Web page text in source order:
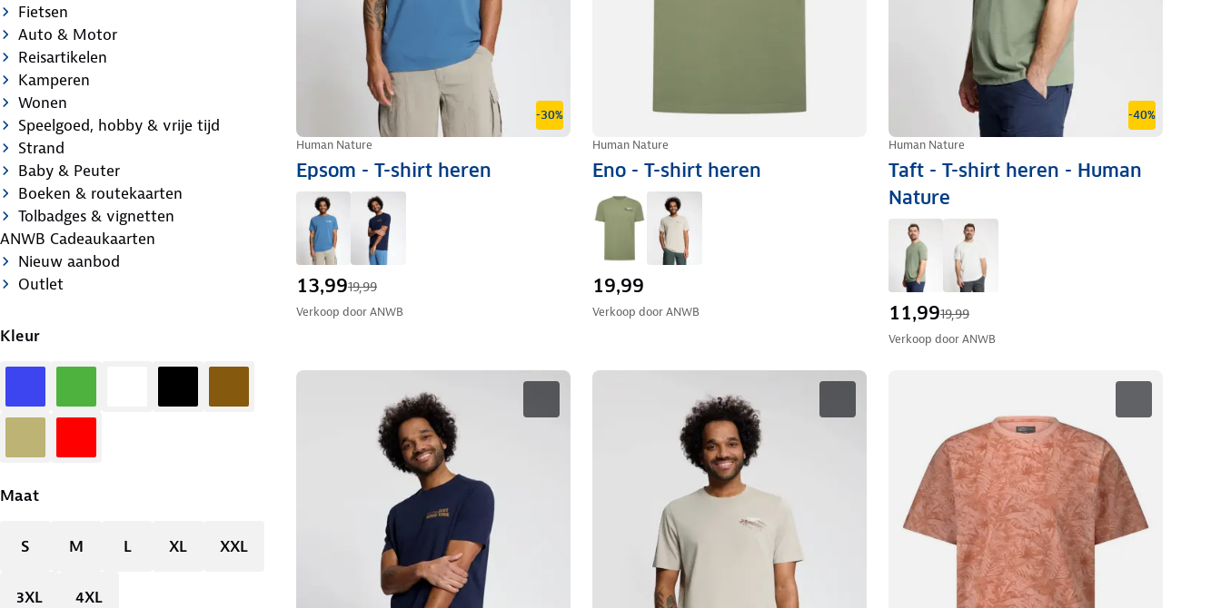
Fietsen
Auto & Motor
Reisartikelen
Kamperen
Wonen
Speelgoed, hobby & vrije tijd
Strand
Baby & Peuter
Boeken & routekaarten
Tolbadges & vignetten
ANWB Cadeaukaarten
Nieuw aanbod
Outlet
Kleur
Maat
S M L XL XXL
3XL 4XL
-30%
Human Nature
Epsom - T-shirt heren
13,9919,99
Verkoop doorANWB
Human Nature
Eno - T-shirt heren
19,99
Verkoop doorANWB
-40%
Human Nature
Taft - T-shirt heren - Human
Nature
11,9919,99
Verkoop doorANWB